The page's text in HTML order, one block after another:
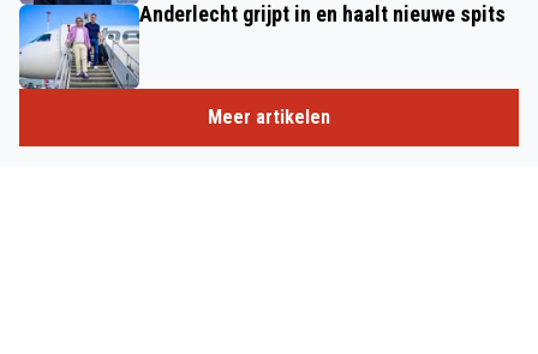
Anderlecht grijpt in en haalt nieuwe spits
Meer artikelen